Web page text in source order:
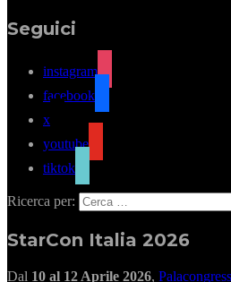
Seguici
instagram
facebook
x
youtube
tiktok
Ricerca per:
StarCon Italia 2026
Dal 10 al 12 Aprile 2026,